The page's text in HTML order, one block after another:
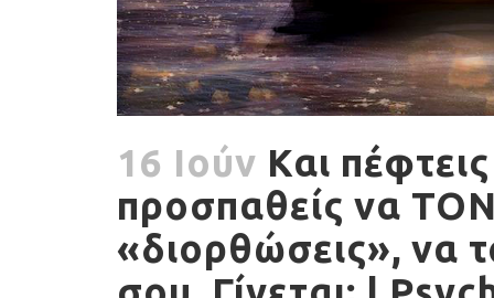
16 Ιούν Και
προσπαθείς να
«διορθώσεις», να